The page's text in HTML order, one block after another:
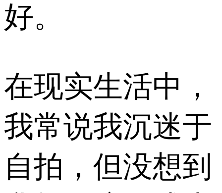
好。
在现实生活中，
我常说我沉迷于
自拍，但没想到